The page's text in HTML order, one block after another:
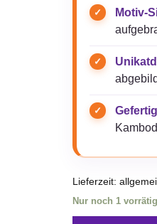
Motiv-
Lieferzeit:
Nur noch 1 vorrätig